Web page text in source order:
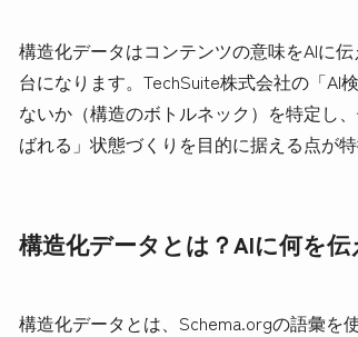
構造化データはコンテンツの意味をAIに
台になります。TechSuite株式会社の「AI
ないか（構造のボトルネック）を特定し
ばれる」状態づくりを目的に据える点が特
構造化データとは？AIに何を伝
構造化データとは、Schema.orgの語彙を